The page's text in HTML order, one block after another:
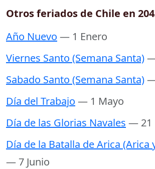
Otros feriados de Chile en
Año Nuevo — 1 Enero
Viernes Santo (Semana Santa)
Sabado Santo (Semana Santa)
Día del Trabajo — 1 Mayo
Día de las Glorias Navales — 21
Día de la Batalla de Arica (Arica
— 7 Junio